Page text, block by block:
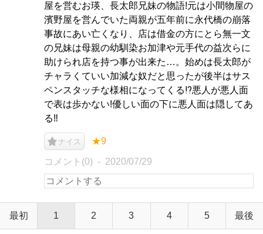
屋を営むお瑛、長太郎兄妹の物語!元は小間物屋の
濱野屋を営んでいた両親が五年前に永代橋の崩落
事故にあい亡くなり、店は借金の方にとら無一文
の兄妹は母親の幼馴染お加津や元手代の益次らに
助けられ店を持つ事が出来た…。始めは長太郎が
チャラくていい加減な奴だと思ったが後半はサス
ペンスタッチな様相になってくる⁉︎悪人が悪人面
で表は歩かない!優しい面の下に悪人面は隠してあ
る‼︎
ナイス ★9
コメント(0) 2020/07/29
最初 1 2 3 4 5 最後